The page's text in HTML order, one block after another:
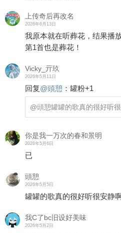
上传奇后再改名
2026年6月13日
我原本就在听葬花，结果播
第1首也是葬花！
Vicky_亓玖
2026年5月11日
回复@頭憩 ： 罐粉+1
@頭憩罐罐的歌真的很好听
你是我一万次的春和景明
2026年5月6日
已
頭憩
2026年5月5日
罐罐的歌真的很好听很安静
我C了bc旧设好美味
2026年5月2日